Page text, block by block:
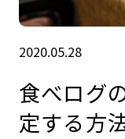
2020.05.28
食べログ
定する方